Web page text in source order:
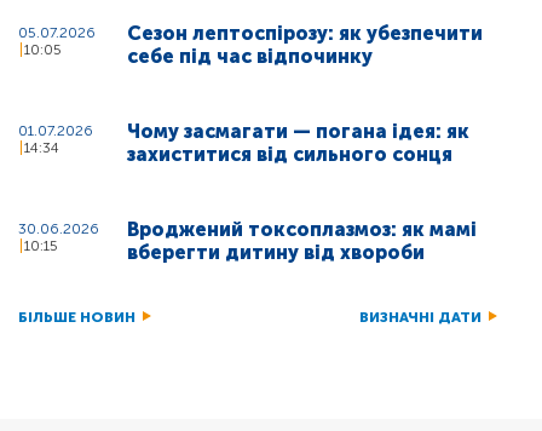
05.07.2026
10:05
Сезон лептоспірозу: як убезпечити
себе під час відпочинку
01.07.2026
14:34
Чому засмагати — погана ідея: як
захиститися від сильного сонця
30.06.2026
10:15
Вроджений токсоплазмоз: як мамі
вберегти дитину від хвороби
БІЛЬШЕ НОВИН ВИЗНАЧНІ ДАТИ